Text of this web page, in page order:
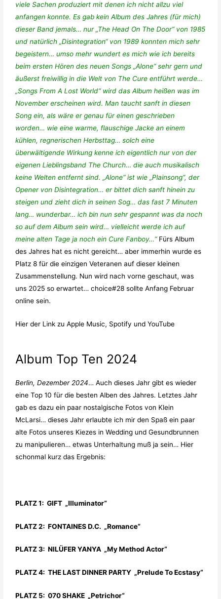
viele Sachen produziert mit denen ich nicht allzu viel
anfangen konnte. Es gab kein Album des Jahres (für mich)
dieser Band jemals… nur „The Head On The Door“ von 1985
und natürlich „Disintegration“ von 1989 konnten mich sehr
begeistern… umso mehr wundert es mich wie ich bereits
beim ersten Hören des neuen Songs „Alone“ sehr gern und
äußerst freiwillig in die Welt von The Cure entführt werde…
„Songs From A Lost World“ wird das Album heißen was im
November erscheinen wird. Man taucht sanft in diesen
Song ein, als wäre er genau für einen geschrieben
worden… wie eine warme, flauschige Jacke an einem
kühlen, regnerischen Herbsttag… solch eine
überwältigende Wirkung kenne ich eigentlich nur von der
eigenen Lieblingsband The Church… die auch musikalisch
keine Welten entfernt sind. „Alone“ ist wie „Plainsong“, der
Opener von Disintegration… er bittet dich sanft hinein zu
steigen und zieht dich in seinen Sog… das fast 7 Minuten
lang… wunderbar… ich bin nun sehr gespannt was da noch
so auf dem Album sein wird… vielleicht werde ich auf
meine alten Tage ja noch ein Cure Fanboy…“Fürs Album
des Jahres hat es nicht gereicht… aber immerhin wurde es
Platz 8 für die einzigen Veteranen auf dieser kleinen
Zusammenstellung. Nun wird nach vorne geschaut, was
uns 2025 so erwartet… choice#28 sollte Anfang Februar
online sein.
Hier der Link zuApple Music, Spotify undYouTube
Album Top Ten 2024
Berlin, Dezember 2024… Auch dieses Jahr gibt es wieder
eine Top 10 für die besten Alben des Jahres. Letztes Jahr
gab es dazu ein paar nostalgische Fotos von Klein
McLarsi… dieses Jahr erlaubte ich mir den Spaß ein paar
alte Fotos unseres Kiezes in Wedding und Gesundbrunnen
zu manipulieren… etwas Unterhaltung muß ja sein… Hier
schonmal kurz das Ergebnis:
PLATZ 1: GIFT „Illuminator“
PLATZ 2: FONTAINES D.C. „Romance“
PLATZ 3: NILÜFER YANYA „My Method Actor“
PLATZ 4: THE LAST DINNER PARTY „Prelude To Ecstasy“
PLATZ 5: 070 SHAKE „Petrichor“